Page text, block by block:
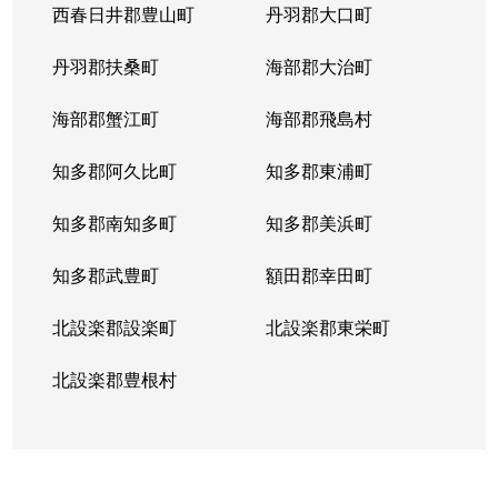
西春日井郡豊山町 丹羽郡大口町
丹羽郡扶桑町 海部郡大治町
海部郡蟹江町 海部郡飛島村
知多郡阿久比町 知多郡東浦町
知多郡南知多町 知多郡美浜町
知多郡武豊町 額田郡幸田町
北設楽郡設楽町 北設楽郡東栄町
北設楽郡豊根村